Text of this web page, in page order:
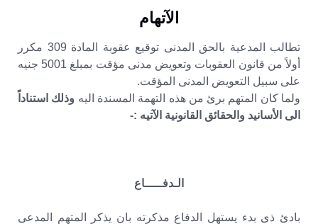
الآتهام
تطالب المدعية بالحق المدنى توقيع عقوبة المادة 309 مكرر
أولاً من قانون العقوبات وتعويض مدنى مؤقت بمبلغ 5001 جنيه
على سبيل التعويض المدنى المؤقت.
ولما كان المتهم برئ من هذه التهمة المسندة اليه وذلك استناداً
الى الأسانيد والحقائق القانونية الآتيه :-
الـدفـــــاع
بادئ ذى بدء يستهل الدفاع مذكرته بان يذكر المتهم المدعى